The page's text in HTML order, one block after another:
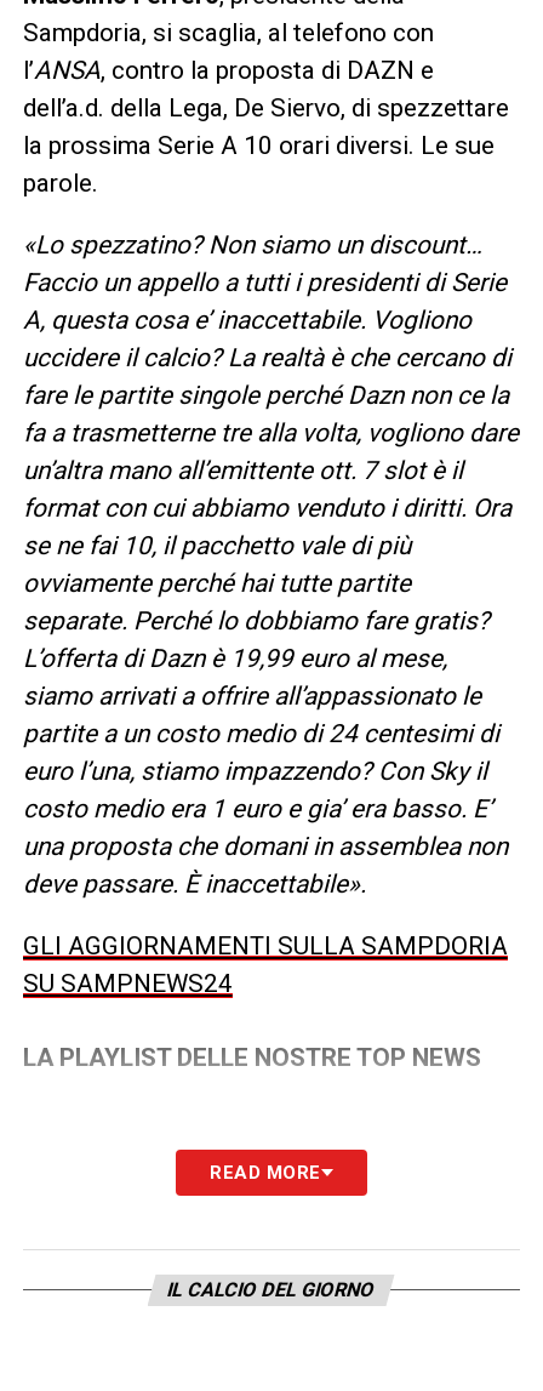
Sampdoria, si scaglia, al telefono con
l’ANSA, contro la proposta di DAZN e
dell’a.d. della Lega, De Siervo, di spezzettare
la prossima Serie A 10 orari diversi. Le sue
parole.
«Lo spezzatino? Non siamo un discount…
Faccio un appello a tutti i presidenti di Serie
A, questa cosa e’ inaccettabile. Vogliono
uccidere il calcio? La realtà è che cercano di
fare le partite singole perché Dazn non ce la
fa a trasmetterne tre alla volta, vogliono dare
un’altra mano all’emittente ott. 7 slot è il
format con cui abbiamo venduto i diritti. Ora
se ne fai 10, il pacchetto vale di più
ovviamente perché hai tutte partite
separate. Perché lo dobbiamo fare gratis?
L’offerta di Dazn è 19,99 euro al mese,
siamo arrivati a offrire all’appassionato le
partite a un costo medio di 24 centesimi di
euro l’una, stiamo impazzendo? Con Sky il
costo medio era 1 euro e gia’ era basso. E’
una proposta che domani in assemblea non
deve passare. È inaccettabile».
GLI AGGIORNAMENTI SULLA SAMPDORIA
SU SAMPNEWS24
LA PLAYLIST DELLE NOSTRE TOP NEWS
READ MORE
IL CALCIO DEL GIORNO